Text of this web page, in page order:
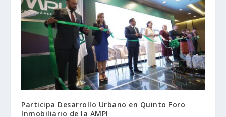
Participa Desarrollo Urbano en Quinto Foro
Inmobiliario de la AMPI